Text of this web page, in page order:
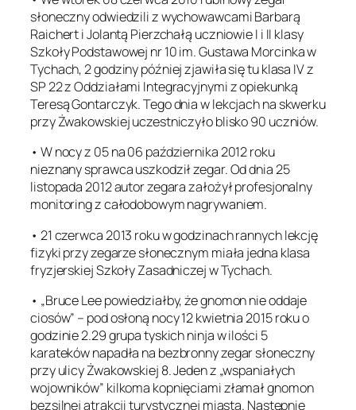
słoneczny odwiedzili z wychowawcami Barbarą
Raichert i Jolantą Pierzchałą uczniowie I i II klasy
Szkoły Podstawowej nr 10 im. Gustawa Morcinka w
Tychach, 2 godziny później zjawiła się tu klasa IV z
SP 22 z Oddziałami Integracyjnymi z opiekunką
Teresą Gontarczyk. Tego dnia w lekcjach na skwerku
przy Żwakowskiej uczestniczyło blisko 90 uczniów.
• W nocy z 05 na 06 października 2012 roku
nieznany sprawca uszkodził zegar. Od dnia 25
listopada 2012 autor zegara założył profesjonalny
monitoring z całodobowym nagrywaniem.
• 21 czerwca 2013 roku w godzinach rannych lekcję
fizyki przy zegarze słonecznym miała jedna klasa
fryzjerskiej Szkoły Zasadniczej w Tychach.
• „Bruce Lee powiedziałby, że gnomon nie oddaje
ciosów” – pod osłoną nocy 12 kwietnia 2015 roku o
godzinie 2.29 grupa tyskich ninja w ilości 5
karateków napadła na bezbronny zegar słoneczny
przy ulicy Żwakowskiej 8. Jeden z „wspaniałych
wojowników” kilkoma kopnięciami złamał gnomon
bezsilnej atrakcji turystycznej miasta. Następnie